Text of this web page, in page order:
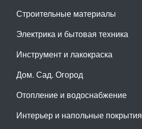
Строительные материалы
Электрика и бытовая техника
Инструмент и лакокраска
Дом. Сад. Огород
Отопление и водоснабжение
Интерьер и напольные покрытия